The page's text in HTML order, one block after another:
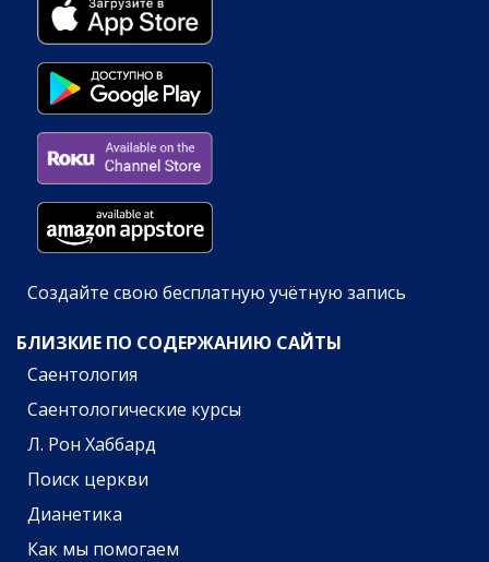
Создайте свою бесплатную учётную запись
БЛИЗКИЕ ПО СОДЕРЖАНИЮ САЙТЫ
Саентология
Саентологические курсы
Л. Рон Хаббард
Поиск церкви
Дианетика
Как мы помогаем